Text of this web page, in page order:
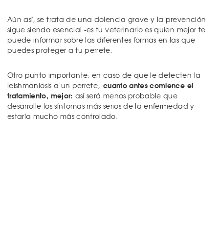
Aún así, se trata de una dolencia grave y la prevención
sigue siendo esencial -es tu veterinario es quien mejor te
puede informar sobre las diferentes formas en las que
puedes proteger a tu perrete.
Otro punto importante: en caso de que le detecten la
leishmaniosis a un perrete, cuanto antes comience el
tratamiento, mejor: así será menos probable que
desarrolle los síntomas más serios de la enfermedad y
estaría mucho más controlado.